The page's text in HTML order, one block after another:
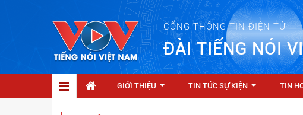
CỔNG THÔNG TIN ĐIỆN TỬ
ĐÀI TIẾNG NÓI
GIỚI THIỆU TIN TỨC SỰ KIỆN TIN